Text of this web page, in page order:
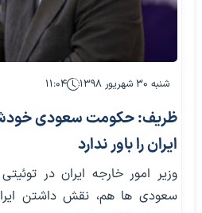
شنبه ۳۰ شهریور ۱۳۹۸ ۱۱:۰۴
ظریف: حکومت سعودی خودش
ایران را باور ندارد
وزیر امور خارجه ایران در
سعودی ها هم، نقش داشتن